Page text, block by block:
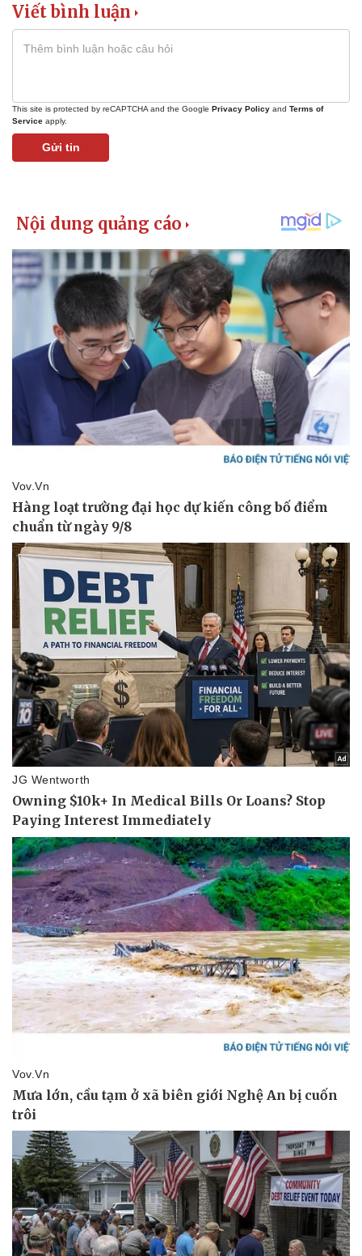
Pháp luật
Tư vấn luật
Viết bình luận
This site is protected by reCAPTCHA and the Google Privacy Policy and Terms of
Service apply.
Gửi tin